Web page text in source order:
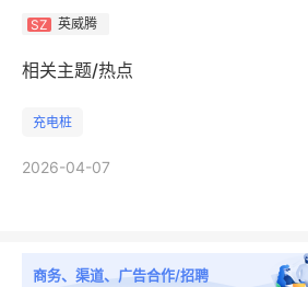
SZ 英威腾
相关主题/热点
充电桩
2026-04-07
商务、渠道、广告合作/招聘